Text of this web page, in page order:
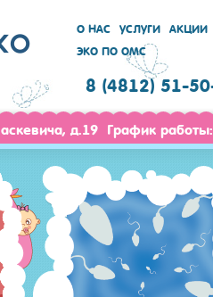
О НАС УСЛУГИ
АКЦИИ
ЭКО ПО ОМС
8 (4812) 51-
д.19 График